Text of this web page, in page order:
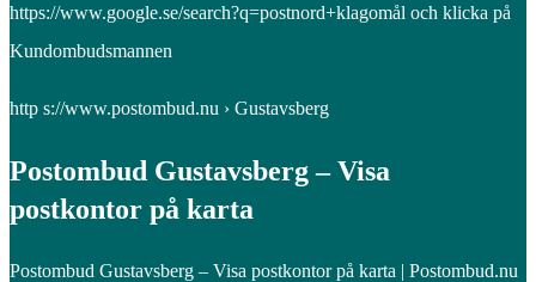
https://www.google.se/search?q=postnord+klagomål och klicka på
Kundombudsmannen
http s://www.postombud.nu › Gustavsberg
Postombud Gustavsberg – Visa
postkontor på karta
Postombud Gustavsberg – Visa postkontor på karta | Postombud.nu